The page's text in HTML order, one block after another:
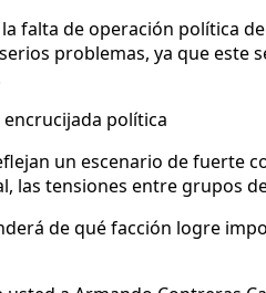
falta de operación política
problemas, ya que
encrucijada política
un escenario de fuerte
las tensiones entre grupos
de qué facción logre